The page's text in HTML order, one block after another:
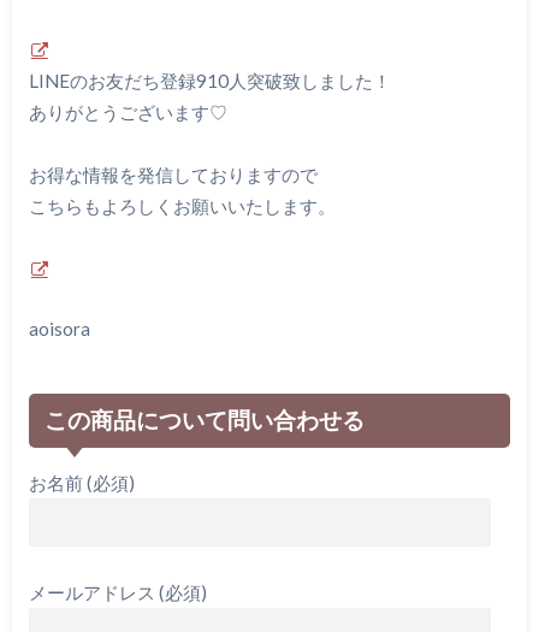
LINEのお友だち登録910人突破致しました！
ありがとうございます♡
お得な情報を発信しておりますので
こちらもよろしくお願いいたします。
aoisora
この商品について問い合わせる
お名前 (必須)
メールアドレス (必須)